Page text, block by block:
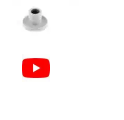
Указана
цена